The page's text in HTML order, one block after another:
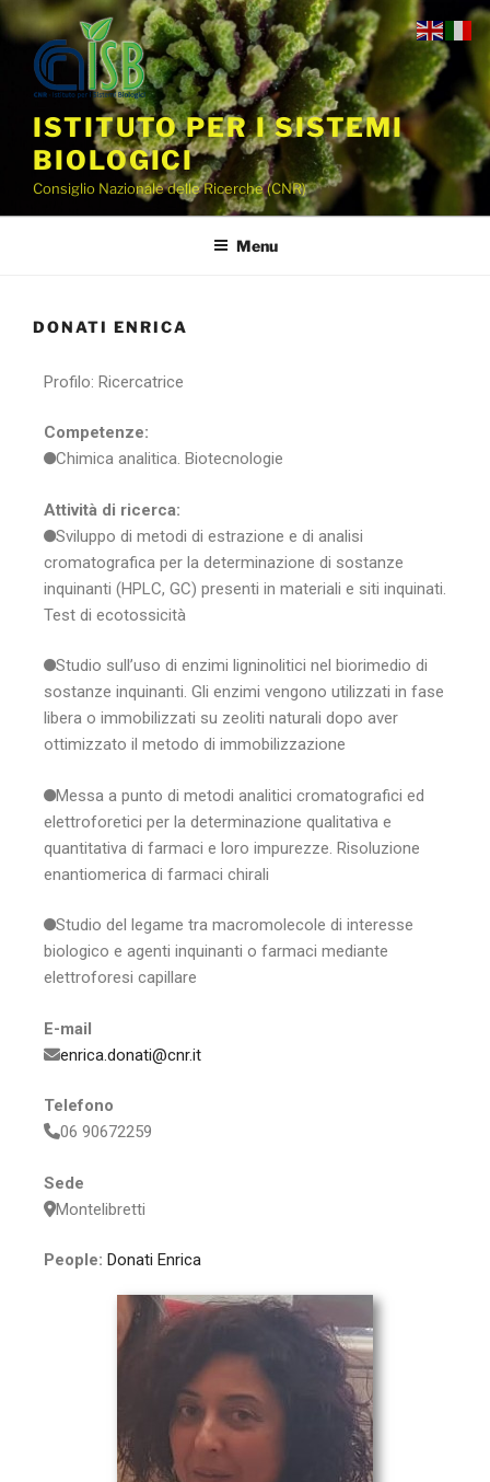
ISTITUTO PER I SISTEMI
BIOLOGICI
Consiglio Nazionale delle Ricerche (CNR)
Menu
DONATI ENRICA
Profilo: Ricercatrice
Competenze:
Chimica analitica. Biotecnologie
Attività di ricerca:
Sviluppo di metodi di estrazione e di analisi
cromatografica per la determinazione di sostanze
inquinanti (HPLC, GC) presenti in materiali e siti inquinati.
Test di ecotossicità
Studio sull’uso di enzimi ligninolitici nel biorimedio di
sostanze inquinanti. Gli enzimi vengono utilizzati in fase
libera o immobilizzati su zeoliti naturali dopo aver
ottimizzato il metodo di immobilizzazione
Messa a punto di metodi analitici cromatografici ed
elettroforetici per la determinazione qualitativa e
quantitativa di farmaci e loro impurezze. Risoluzione
enantiomerica di farmaci chirali
Studio del legame tra macromolecole di interesse
biologico e agenti inquinanti o farmaci mediante
elettroforesi capillare
E-mail
enrica.donati@cnr.it
Telefono
06 90672259
Sede
Montelibretti
People: Donati Enrica